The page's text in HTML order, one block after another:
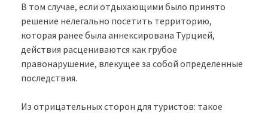
В том случае, если отдыхающими было принято
решение нелегально посетить территорию,
которая ранее была аннексирована Турцией,
действия расцениваются как грубое
правонарушение, влекущее за собой определенные
последствия.
Из отрицательных сторон для туристов: такое